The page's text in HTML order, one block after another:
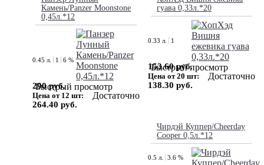
Камень/Panzer Moonstone
0,45л.*12
Быстрый просмотр
0.45 л. 1 6 %
290 руб.
Цена от 12 шт:
264.40 руб.
Достаточно
гуава 0,33л.*20
Быстрый просмотр
0.33 л. 1
153.60 руб.
Цена от 20 шт:
138.30 руб.
Достаточно
Чирдэй Куппер/Cheerday
Cooper 0,5л.*12
0.5 л. 3.6 %